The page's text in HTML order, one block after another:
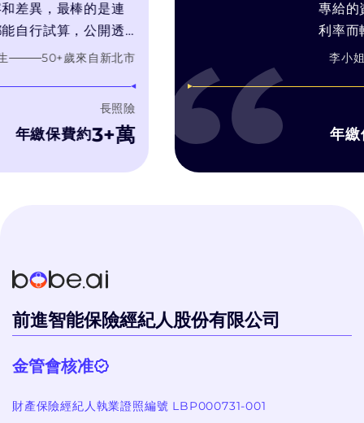
最棒的是連
算，公開透
我的需求推
50+歲來自新北市
保費約3+萬
專給的資料,
利率而輕輕
靠推銷技術
在幫你找最
濾推銷理專
字比較, 有疑
年繳保費
前進智能保險經紀人股份有限公司
金管會核准
財產保險經紀人執業證照編號 LBP000731-001